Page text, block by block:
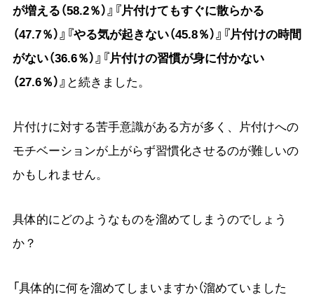
が増える（58.2％）』『片付けてもすぐに散らかる
（47.7％）』『やる気が起きない（45.8％）』『片付けの時間
がない（36.6％）』『片付けの習慣が身に付かない
（27.6％）』 と続きました。
片付けに対する苦手意識がある方が多く、片付けへの
モチベーションが上がらず習慣化させるのが難しいの
かもしれません。
具体的にどのようなものを溜めてしまうのでしょう
か？
「具体的に何を溜めてしまいますか（溜めていました